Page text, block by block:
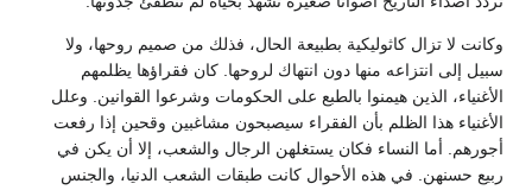
وكانت لا تزال كاثوليكية بطبيعة الحال، فذلك من صميم روحها، ولا
سبيل إلى انتزاعه منها دون انتهاك لروحها. كان فقراؤها يظلمهم
الأغنياء، الذين هيمنوا بالطبع على الحكومات وشرعوا القوانين. وعلل
الأغنياء هذا الظلم بأن الفقراء سيصبحون مشاغبين وقحين إذا رفعت
أجورهم. أما النساء فكان يستغلهن الرجال والشعب، إلا أن يكن في
ربيع حسنهن. في هذه الأحوال كانت طبقات الشعب الدنيا، والجنس